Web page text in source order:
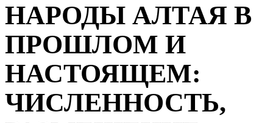
НАРОДЫ АЛТАЯ В
ПРОШЛОМ И
НАСТОЯЩЕМ:
ЧИСЛЕННОСТЬ,